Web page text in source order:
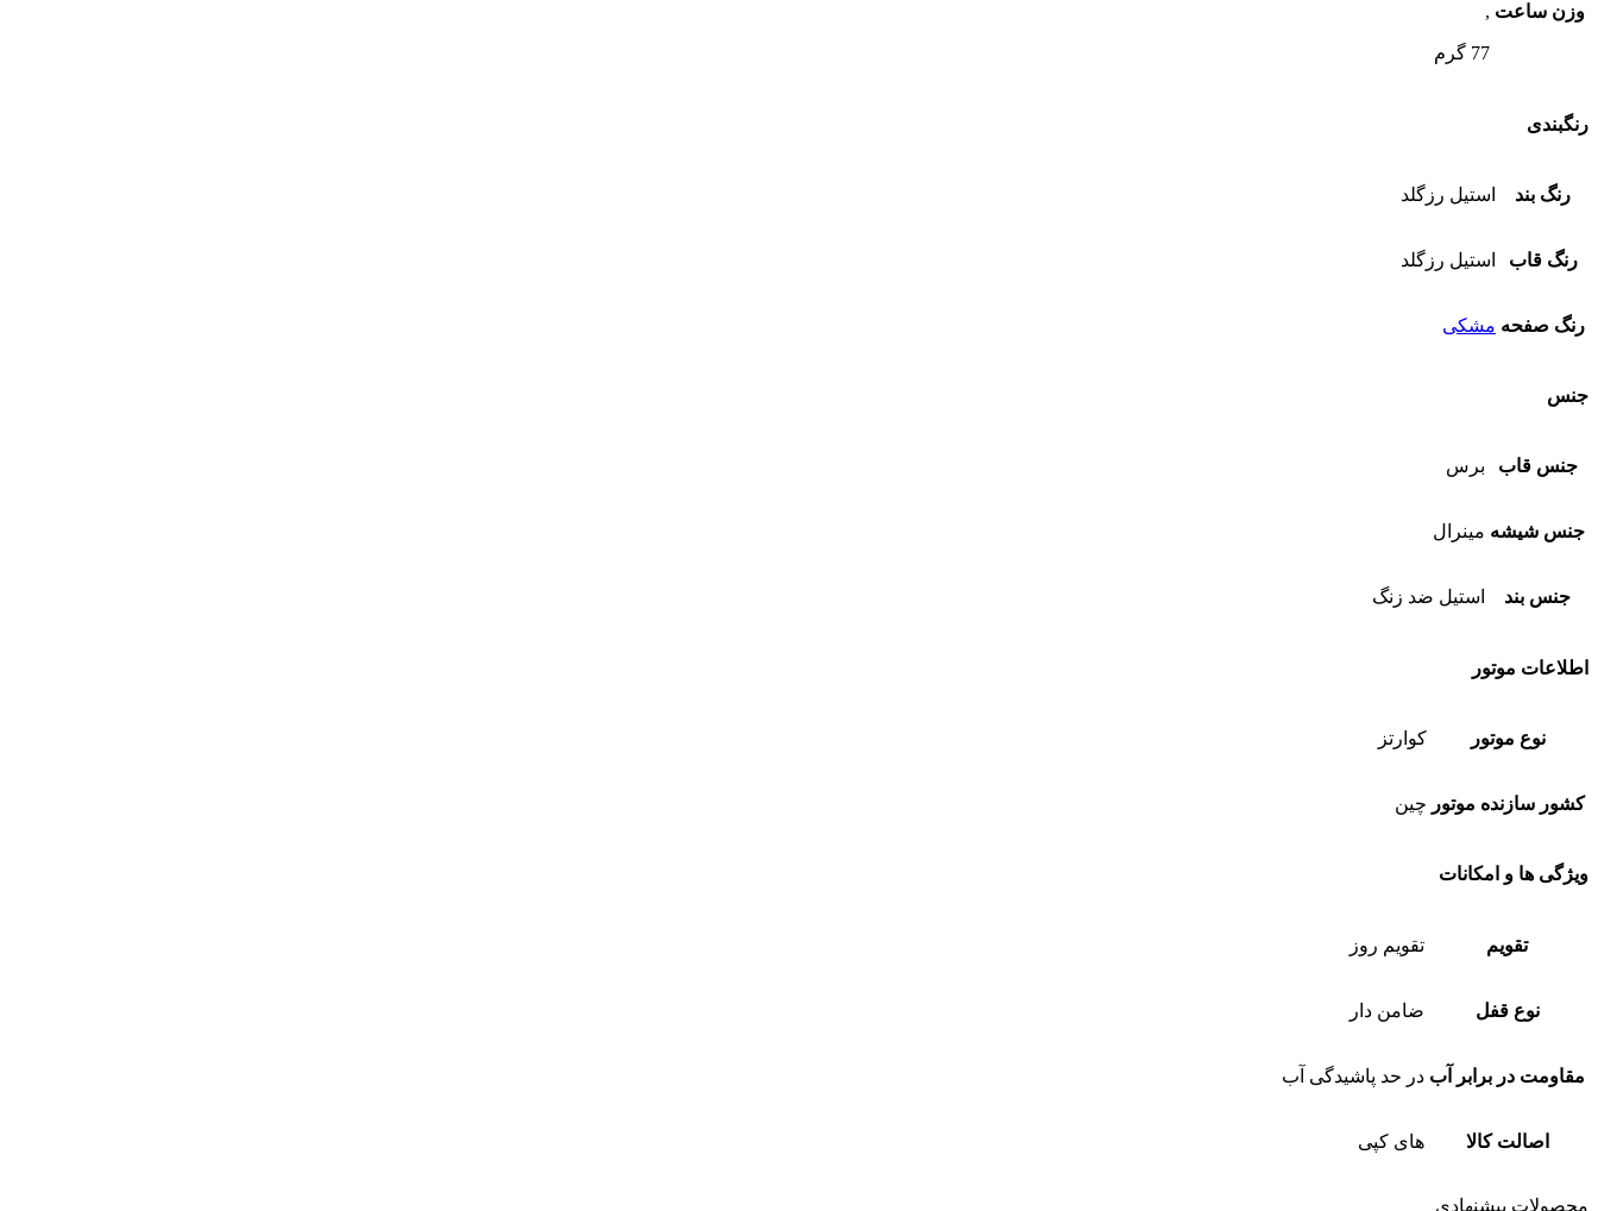
وزن ساعت ,
77 گرم
رنگبندی
رنگ بند استیل رزگلد
رنگ قاب استیل رزگلد
رنگ صفحه مشکی
جنس
جنس قاب برس
جنس شیشه مینرال
جنس بند استیل ضد زنگ
اطلاعات موتور
نوع موتور کوارتز
کشور سازنده موتور چین
ویژگی ها و امکانات
تقویم تقویم روز
نوع قفل ضامن دار
مقاومت در برابر آب در حد پاشیدگی آب
اصالت کالا های کپی
محصولات پیشنهادی